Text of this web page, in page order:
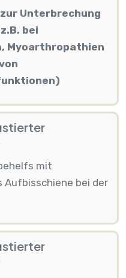
Unterbrechung
bei
Myoarthropathien
mit
bei der